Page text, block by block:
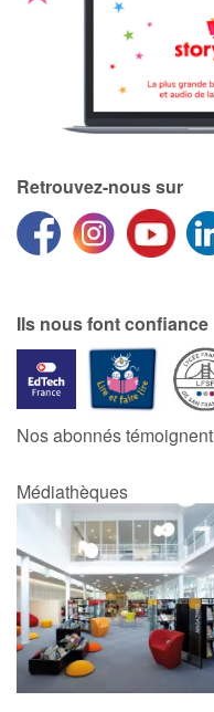
Quotidien et loisirs
Amour et amitié
Sujets de société
Formats et illustrations
Catalogue anglais
Contraste +
Aide
Accueil
Famille
Retrouvez-nous sur
Ils nous font confiance
Nos abonnés témoignent
Médiathèques